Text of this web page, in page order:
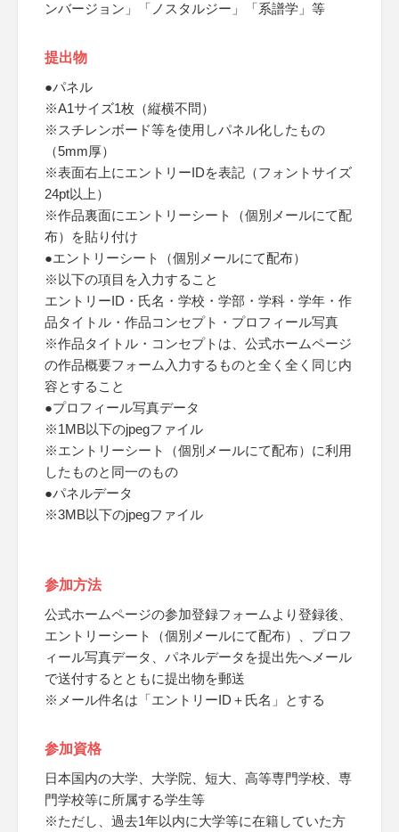
ンバージョン」「ノスタルジー」「系譜学」等
提出物
●パネル
※A1サイズ1枚（縦横不問）
※スチレンボード等を使用しパネル化したもの
（5mm厚）
※表面右上にエントリーIDを表記（フォントサイズ
24pt以上）
※作品裏面にエントリーシート（個別メールにて配
布）を貼り付け
●エントリーシート（個別メールにて配布）
※以下の項目を入力すること
エントリーID・氏名・学校・学部・学科・学年・作
品タイトル・作品コンセプト・プロフィール写真
※作品タイトル・コンセプトは、公式ホームページ
の作品概要フォーム入力するものと全く全く同じ内
容とすること
●プロフィール写真データ
※1MB以下のjpegファイル
※エントリーシート（個別メールにて配布）に利用
したものと同一のもの
●パネルデータ
※3MB以下のjpegファイル
参加方法
公式ホームページの参加登録フォームより登録後、
エントリーシート（個別メールにて配布）、プロフ
ィール写真データ、パネルデータを提出先へメール
で送付するとともに提出物を郵送
※メール件名は「エントリーID＋氏名」とする
参加資格
日本国内の大学、大学院、短大、高等専門学校、専
門学校等に所属する学生等
※ただし、過去1年以内に大学等に在籍していた方